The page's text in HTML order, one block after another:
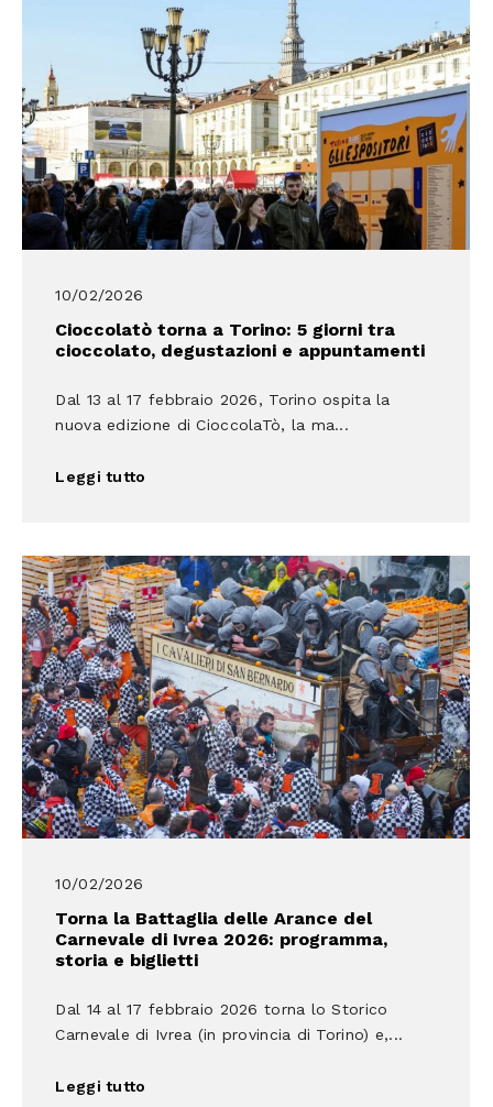
10/02/2026
Cioccolatò torna a Torino: 5 giorni tra
cioccolato, degustazioni e appuntamenti
Dal 13 al 17 febbraio 2026, Torino ospita la
nuova edizione di CioccolaTò, la ma...
Leggi tutto
10/02/2026
Torna la Battaglia delle Arance del
Carnevale di Ivrea 2026: programma,
storia e biglietti
Dal 14 al 17 febbraio 2026 torna lo Storico
Carnevale di Ivrea (in provincia di Torino) e,...
Leggi tutto